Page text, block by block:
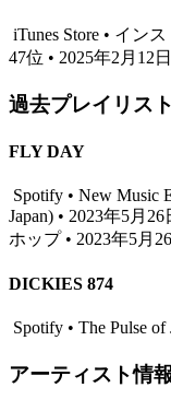
iTunes Store • イン
47位 • 2025年2月12日
過去プレイリス
FLY DAY
Spotify • New Music
Japan) • 2023年5月26
ホップ • 2023年5月
DICKIES 874
Spotify • The Pulse
アーティスト情